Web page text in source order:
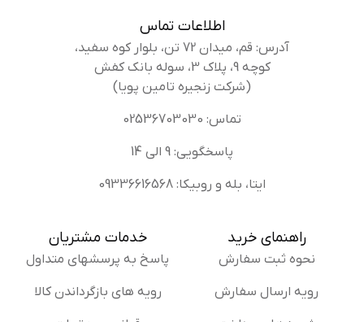
اطلاعات تماس
آدرس: قم، میدان 72 تن، بلوار کوه سفید،
کوچه 9، پلاک 3، سوله بانک کفش
(شرکت زنجیره تامین پویا)
تماس: 02536703030
پاسخگویی: 9 الی 14
ایتا، بله و روبیکا: 09336616568
راهنمای خرید
نحوه ثبت سفارش
رویه ارسال سفارش
خدمات مشتریان
پاسخ به پرسشهای متداول
رویه های بازگرداندن کالا